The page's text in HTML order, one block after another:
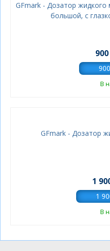
GFmark - Дозатор
большой, с
В
GFmark - Дозатор
1
В